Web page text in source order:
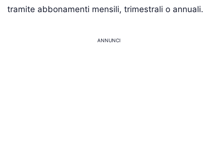
tramite abbonamenti mensili, trimestrali o annuali.
ANNUNCI